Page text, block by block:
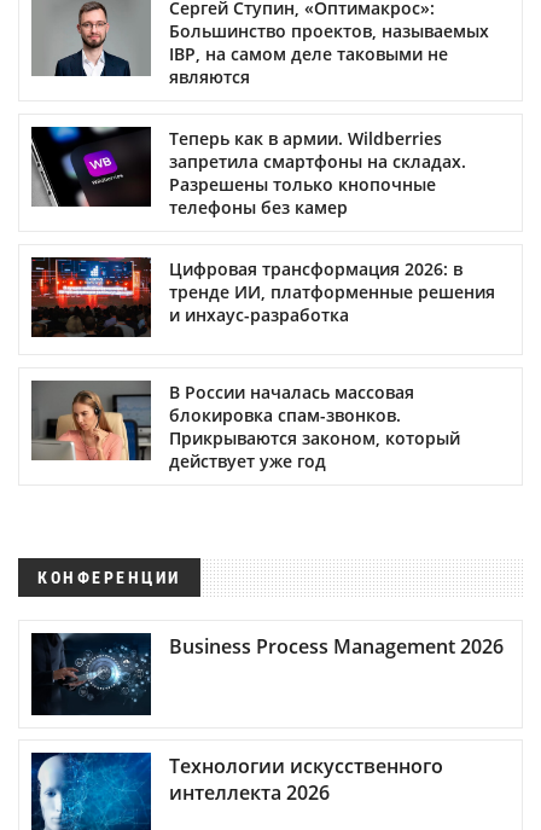
Сергей Ступин, «Оптимакрос»:
Большинство проектов, называемых
IBP, на самом деле таковыми не
являются
Теперь как в армии. Wildberries
запретила смартфоны на складах.
Разрешены только кнопочные
телефоны без камер
Цифровая трансформация 2026: в
тренде ИИ, платформенные решения
и инхаус-разработка
В России началась массовая
блокировка спам-звонков.
Прикрываются законом, который
действует уже год
КОНФЕРЕНЦИИ
Business Process Management 2026
Технологии искусственного
интеллекта 2026